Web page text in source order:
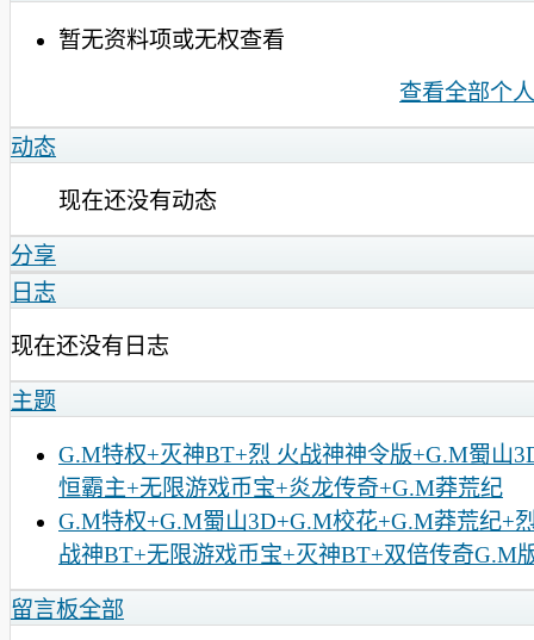
暂无资料项或无权查看
查看全部个
动态
现在还没有动态
分享
日志
现在还没有日志
主题
G.M特权+灭神BT+烈 火战神神令版+G.M蜀山
恒霸主+无限游戏币宝+炎龙传奇+G.M莽荒纪
G.M特权+G.M蜀山3D+G.M校花+G.M莽荒纪+
战神BT+无限游戏币宝+灭神BT+双倍传奇G.M
留言板全部